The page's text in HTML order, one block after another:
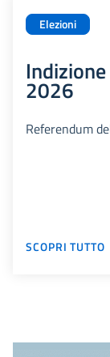
Elezioni
2026
Referendum
SCOPRI TUTTO